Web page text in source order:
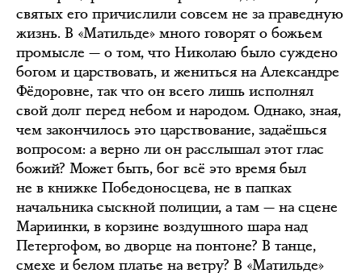
святых его причислили совсем не за праведную
жизнь. В «Матильде» много говорят о божьем
промысле — о том, что Николаю было суждено
богом и царствовать, и жениться на Александре
Фёдоровне, так что он всего лишь исполнял
свой долг перед небом и народом. Однако, зная,
чем закончилось это царствование, задаёшься
вопросом: а верно ли он расслышал этот глас
божий? Может быть, бог всё это время был
не в книжке Победоносцева, не в папках
начальника сыскной полиции, а там — на сцене
Мариинки, в корзине воздушного шара над
Петергофом, во дворце на понтоне? В танце,
смехе и белом платье на ветру? В «Матильде»